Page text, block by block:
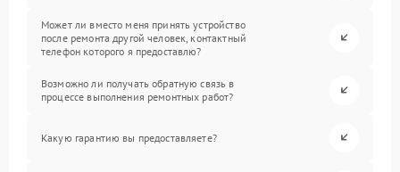
Может ли вместо меня принять устройство
после ремонта другой человек, контактный
телефон которого я предоставлю?
Возможно ли получать обратную связь в
процессе выполнения ремонтных работ?
Какую гарантию вы предоставляете?